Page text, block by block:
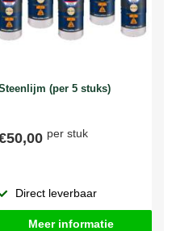
(per 5 stuks)
per stuk
Direct leverbaar
Meer informatie